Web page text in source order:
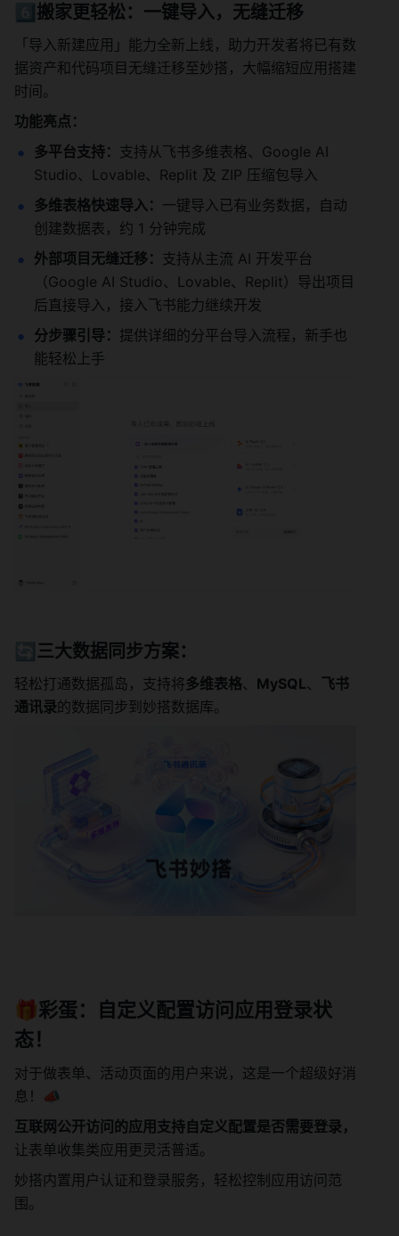
6️⃣搬家更轻松：一键导入，无缝迁移
「导入新建应用」能力全新上线，助力开发者将已有数
据资产和代码项目无缝迁移至妙搭，大幅缩短应用搭建
时间。
功能亮点：
多平台支持： 支持从飞书多维表格、Google AI
Studio、Lovable、Replit 及 ZIP 压缩包导入
多维表格快速导入： 一键导入已有业务数据，自动
创建数据表，约 1 分钟完成
外部项目无缝迁移： 支持从主流 AI 开发平台
（Google AI Studio、Lovable、Replit）导出项目
后直接导入，接入飞书能力继续开发
分步骤引导： 提供详细的分平台导入流程，新手也
能轻松上手
🔄三大数据同步方案：
轻松打通数据孤岛，支持将多维表格、 MySQL、 飞书
通讯录的数据同步到妙搭数据库。
🎁彩蛋：自定义配置访问应用登录状
态！
对于做表单、活动页面的用户来说，这是一个超级好消
息！📣
互联网公开访问的应用支持自定义配置是否需要登录，
让表单收集类应用更灵活普适。
妙搭内置用户认证和登录服务，轻松控制应用访问范
围。